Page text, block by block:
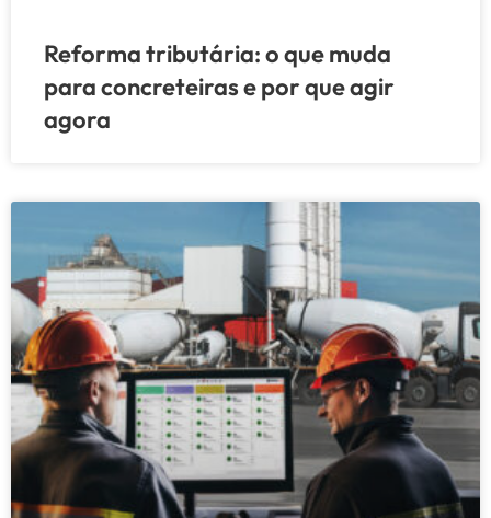
Reforma tributária: o que muda
para concreteiras e por que agir
agora